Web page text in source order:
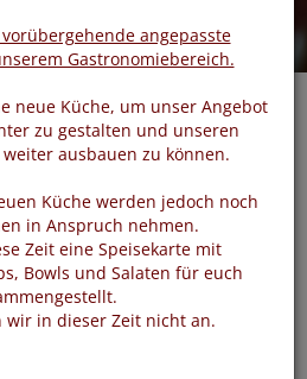
Beine
angepasste
Gastronomiebereich.
neue Küche, um unser Angebot
zu gestalten und unseren
ausbauen zu können.
Küche werden jedoch noch
in Anspruch nehmen.
Zeit eine Speisekarte mit
Bowls und Salaten für euch
wir in dieser Zeit nicht an.